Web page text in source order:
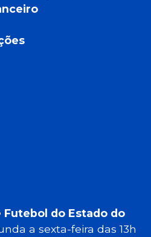
Futebol do Estado do
a sexta-feira das 13h